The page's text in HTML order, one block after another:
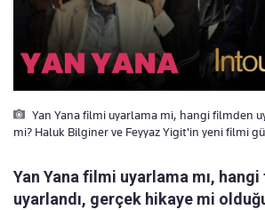
Yan Yana filmi uyarlama mi, hangi filmden
mi? Haluk Bilginer ve Feyyaz Yigit'in yeni filmi
Yan Yana filmi uyarlama mı,
uyarlandı, gerçek hikaye mi